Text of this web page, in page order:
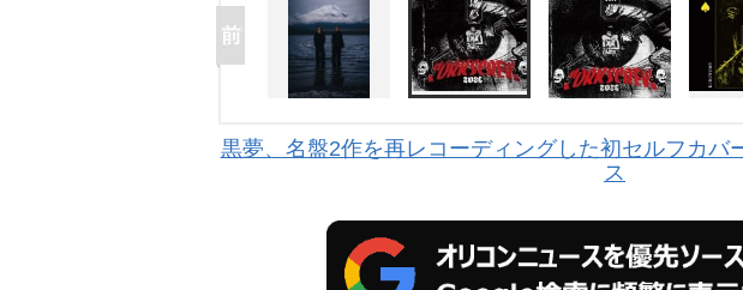
黒夢、名盤2作を再レコーディングした初セルフカバ
ス